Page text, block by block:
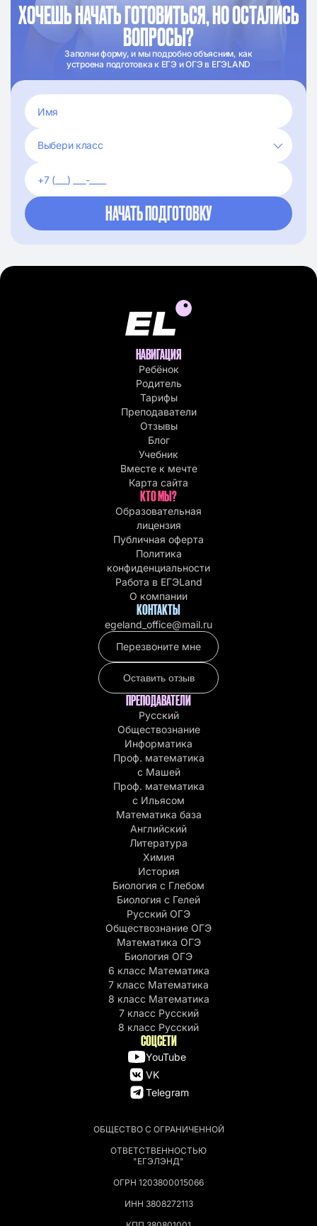
ХОЧЕШЬ НАЧАТЬ ГОТОВИТЬСЯ, НО ОСТАЛИСЬ
ВОПРОСЫ?
Заполни форму, и мы подробно объясним, как
устроена подготовка к ЕГЭ и ОГЭ в ЕГЭLAND
ОБЩЕСТВО С ОГРАНИЧЕННОЙ
ОТВЕТСТВЕННОСТЬЮ
"ЕГЭЛЭНД"
ОГРН 1203800015066
ИНН 3808272113
НАВИГАЦИЯ
Ребёнок
Родитель
Тарифы
Преподаватели
Отзывы
Блог
Учебник
Вместе к мечте
Карта сайта
КТО МЫ?
Образовательная
лицензия
Публичная оферта
Политика
конфиденциальности
Работа в EГЭLand
О компании
КОНТАКТЫ
egeland_office@mail.ru
Перезвоните мне
Оставить отзыв
ПРЕПОДАВАТЕЛИ
Русский
Обществознание
Информатика
Проф. математика
с Машей
Проф. математика
c Ильясом
Математика база
Английский
Литература
Химия
История
Биология с Глебом
Биология с Гелей
Русский ОГЭ
Обществознание ОГЭ
Математика ОГЭ
Биология ОГЭ
6 класс Математика
7 класс Математика
8 класс Математика
7 класс Русский
8 класс Русский
СОЦСЕТИ
YouTube
VK
Telegram